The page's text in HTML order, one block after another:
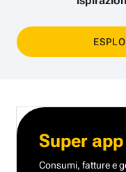
Super
Consumi, fatture e